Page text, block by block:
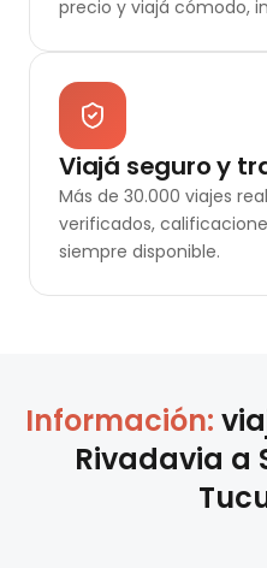
precio y viajá cómodo,
Viajá seguro y
Más de 30.000 viajes
verificados,
siempre disponible.
Información:
Rivadavia a